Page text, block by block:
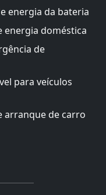
energia da bateria
energia doméstica
de
para veículos
arranque de carro